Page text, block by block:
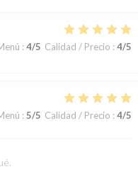
: 4/5 Calidad / Precio : 4/5
: 5/5 Calidad / Precio : 4/5